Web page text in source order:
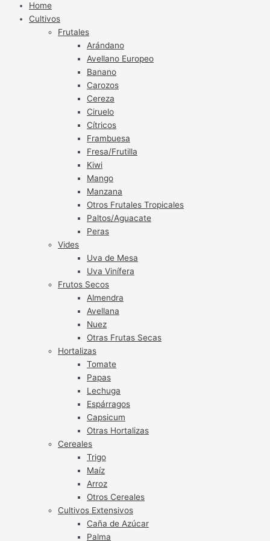
Home
Cultivos
Frutales
Arándano
Avellano Europeo
Banano
Carozos
Cereza
Ciruelo
Cítricos
Frambuesa
Fresa/Frutilla
Kiwi
Mango
Manzana
Otros Frutales Tropicales
Paltos/Aguacate
Peras
Vides
Uva de Mesa
Uva Vinífera
Frutos Secos
Almendra
Avellana
Nuez
Otras Frutas Secas
Hortalizas
Tomate
Papas
Lechuga
Espárragos
Capsicum
Otras Hortalizas
Cereales
Trigo
Maíz
Arroz
Otros Cereales
Cultivos Extensivos
Caña de Azúcar
Palma